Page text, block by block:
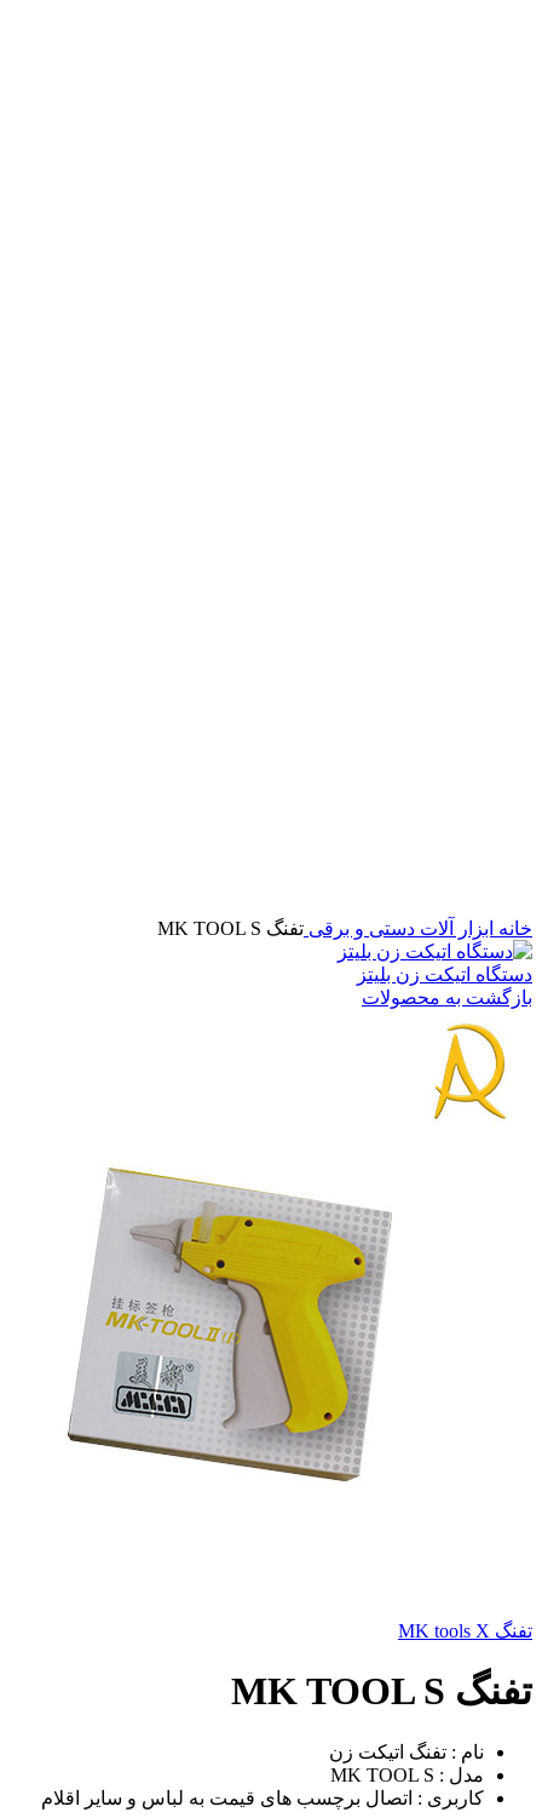
خانه ابزار آلات دستی و برقی تفنگ MK TOOL S
دستگاه اتیکت زن بلیتز
بازگشت به محصولات
تفنگ MK tools X
تفنگ MK TOOL S
نام : تفنگ اتیکت زن
مدل : MK TOOL S
کاربری : اتصال برچسب های قیمت به لباس و سایر اقلام